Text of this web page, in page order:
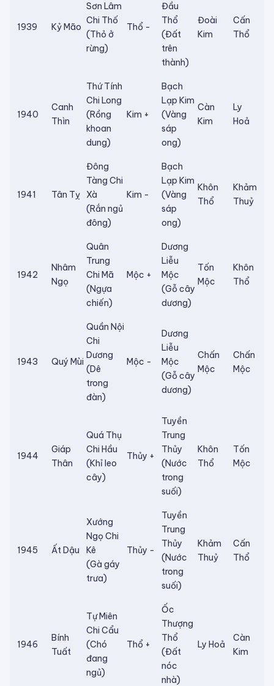
1939 Kỷ Mão
Sơn Lâm
Chi Thố
(Thỏ ở
rừng)
Thổ -
Đầu
Thổ
(Đất
trên
thành)
Đoài
Kim
Cấn
Thổ
1940
Canh
Thìn
Thứ Tính
Chi Long
(Rồng
khoan
dung)
Kim +
Bạch
Lạp Kim
(Vàng
sáp
ong)
Càn
Kim
Ly
Hoả
1941 Tân Tỵ
Đông
Tàng Chi
Xà
(Rắn ngủ
đông)
Kim -
Bạch
Lạp Kim
(Vàng
sáp
ong)
Khôn
Thổ
Khảm
Thuỷ
1942
Nhâm
Ngọ
Quân
Trung
Chi Mã
(Ngựa
chiến)
Mộc +
Dương
Liễu
Mộc
(Gỗ cây
dương)
Tốn
Mộc
Khôn
Thổ
1943 Quý Mùi
Quần Nội
Chi
Dương
(Dê
trong
đàn)
Mộc -
Dương
Liễu
Mộc
(Gỗ cây
dương)
Chấn
Mộc
Chấn
Mộc
1944
Giáp
Thân
Quá Thụ
Chi Hầu
(Khỉ leo
cây)
Thủy +
Tuyền
Trung
Thủy
(Nước
trong
suối)
Khôn
Thổ
Tốn
Mộc
1945 Ất Dậu
Xướng
Ngọ Chi
Kê
(Gà gáy
trưa)
Thủy -
Tuyền
Trung
Thủy
(Nước
trong
suối)
Khảm
Thuỷ
Cấn
Thổ
1946
Bính
Tuất
Tự Miên
Chi Cẩu
(Chó
đang
ngủ)
Thổ +
Ốc
Thượng
Thổ
(Đất
nóc
nhà)
Ly Hoả
Càn
Kim